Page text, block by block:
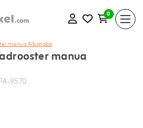
0
manua 4/banaba
manua
9570